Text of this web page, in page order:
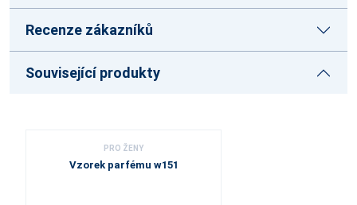
Recenze zákazníků
Související produkty
PRO ŽENY
Vzorek parfému w151